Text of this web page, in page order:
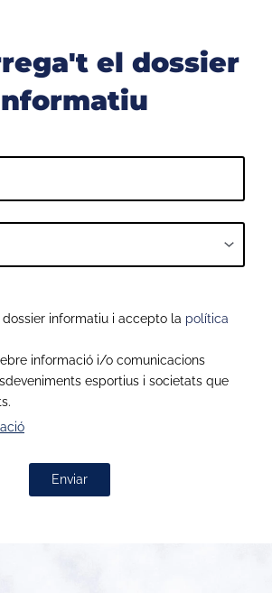
el dossier
dossier informatiu i accepto la política
informació i/o comunicacions
esportius i societats que
Enviar